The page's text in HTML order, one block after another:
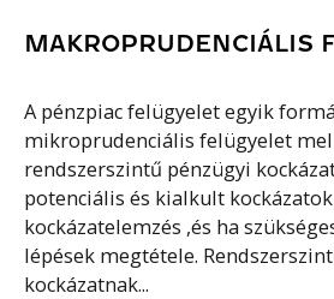
MAKROPRUDENCIÁLIS
A pénzpiac felügyelet egyik
mikroprudenciális felügyelet
rendszerszintű pénzügyi
potenciális és kialkult
kockázatelemzés ,és ha
lépések megtétele.
kockázatnak...